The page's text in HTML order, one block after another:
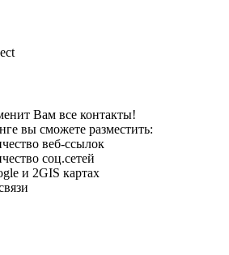
Вам все контакты!
вы сможете разместить:
веб-ссылок
соц.сетей
и 2GIS картах